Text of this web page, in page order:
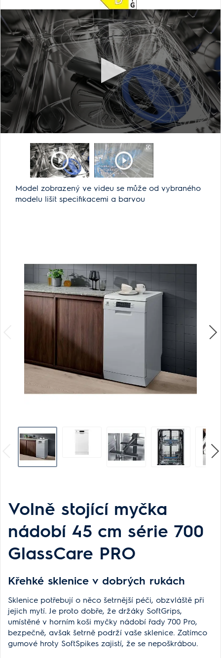
Model zobrazený ve videu se může od vybraného
modelu lišit specifikacemi a barvou
Volně stojící myčka
nádobí 45 cm série 700
GlassCare PRO
Křehké sklenice v dobrých rukách
Sklenice potřebují o něco šetrnější péči, obzvláště při
jejich mytí. Je proto dobře, že držáky SoftGrips,
umístěné v horním koši myčky nádobí řady 700 Pro,
bezpečně, avšak šetrně podrží vaše sklenice. Zatímco
gumové hroty SoftSpikes zajistí, že se nepoškrábou.